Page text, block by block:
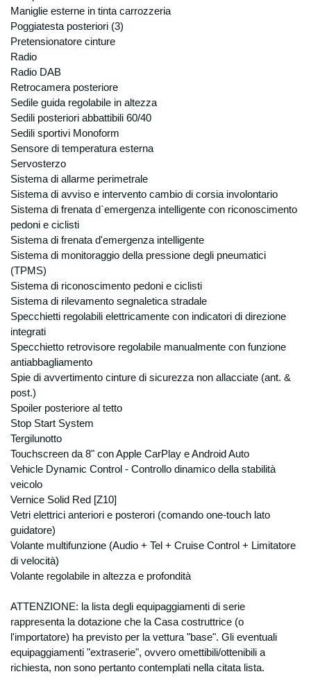
facoltativo, ma un rifiuto in tal senso
comporta l’impossibilità per la Degidio Auto
srl. di poter dar corso alle sue richieste di
riportato nell'informativa “finalità”. Il
conferimento di dati è necessario per
adempiere ad obblighi di legge commessi
con le finalità indicate ai punti precedenti è
obbligatoria. Il personale dipendente
mansioni da loro svolte ed alle finalità sopra
espresse, e dunque in qualità di incaricati
e/o Responsabili del trattamento, può
accedere ai vostri dati personali e può venire
a conoscenza dei vostri dati personali,.
Potranno inoltre venire a conoscenza dei
vostri dati personali alcune specifiche
azienda, sempre per finalità connesse con
l’esecuzione degli obblighi derivanti dai
contratti con voi stipulati o con gli obblighi
esempio: studi di commercialisti, centri
elaborazioni dati amministrativi e contabili in
relazione alla tenuta delle scritture
società di manutenzione hardware e
software, in relazioni alle necessarie
funzioni connesse all’esecuzione del
contratto (ex:trasportatori). I vostri dati
a soggetti ai quali la facoltà di accedere ai
dati stessi sia accordata da disposizioni di
nessuna forma di diffusione generalizzata
196/2003 Ai clienti è altresì riconosciuto il
diritto di conoscenza, cancellazione, rettifica,
al trattamento dei dati stessi nonché altri
diritti previsti dall’ art. 7 della D.Lgs.
196/2003 il cui testo completo, relativo ai
diritti dell’interessato, è disponibile sul sito
www.garanteprivacy.it. Titolare del
Maniglie esterne in tinta carrozzeria
Poggiatesta posteriori (3)
Pretensionatore cinture
Radio
Radio DAB
Retrocamera posteriore
Sedile guida regolabile in altezza
Sedili posteriori abbattibili 60/40
Sedili sportivi Monoform
Sensore di temperatura esterna
Servosterzo
Sistema di allarme perimetrale
Sistema di avviso e intervento cambio di corsia involontario
Sistema di frenata d`emergenza intelligente con riconoscimento
pedoni e ciclisti
Sistema di frenata d'emergenza intelligente
Sistema di monitoraggio della pressione degli pneumatici
(TPMS)
Sistema di riconoscimento pedoni e ciclisti
Sistema di rilevamento segnaletica stradale
Specchietti regolabili elettricamente con indicatori di direzione
integrati
Specchietto retrovisore regolabile manualmente con funzione
antiabbagliamento
Spie di avvertimento cinture di sicurezza non allacciate (ant. &
post.)
Spoiler posteriore al tetto
Stop Start System
Tergilunotto
Touchscreen da 8" con Apple CarPlay e Android Auto
Vehicle Dynamic Control - Controllo dinamico della stabilità
veicolo
Vernice Solid Red [Z10]
Vetri elettrici anteriori e posterori (comando one-touch lato
guidatore)
Volante multifunzione (Audio + Tel + Cruise Control + Limitatore
di velocità)
Volante regolabile in altezza e profondità
ATTENZIONE: la lista degli equipaggiamenti di serie
rappresenta la dotazione che la Casa costruttrice (o
l'importatore) ha previsto per la vettura "base". Gli eventuali
equipaggiamenti "extraserie", ovvero omettibili/ottenibili a
richiesta, non sono pertanto contemplati nella citata lista.